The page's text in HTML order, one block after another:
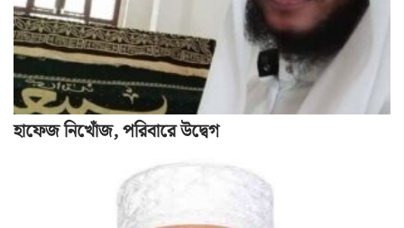
হাফেজ নিখোঁজ, পরিবারে উদ্বেগ